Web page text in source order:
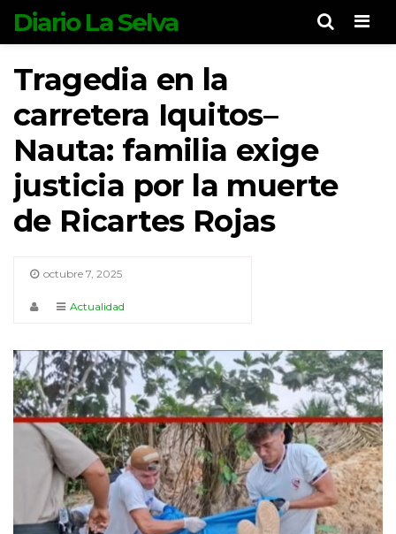
Diario La Selva
Tragedia en la
carretera Iquitos–
Nauta: familia exige
justicia por la muerte
de Ricartes Rojas
octubre 7, 2025
Actualidad